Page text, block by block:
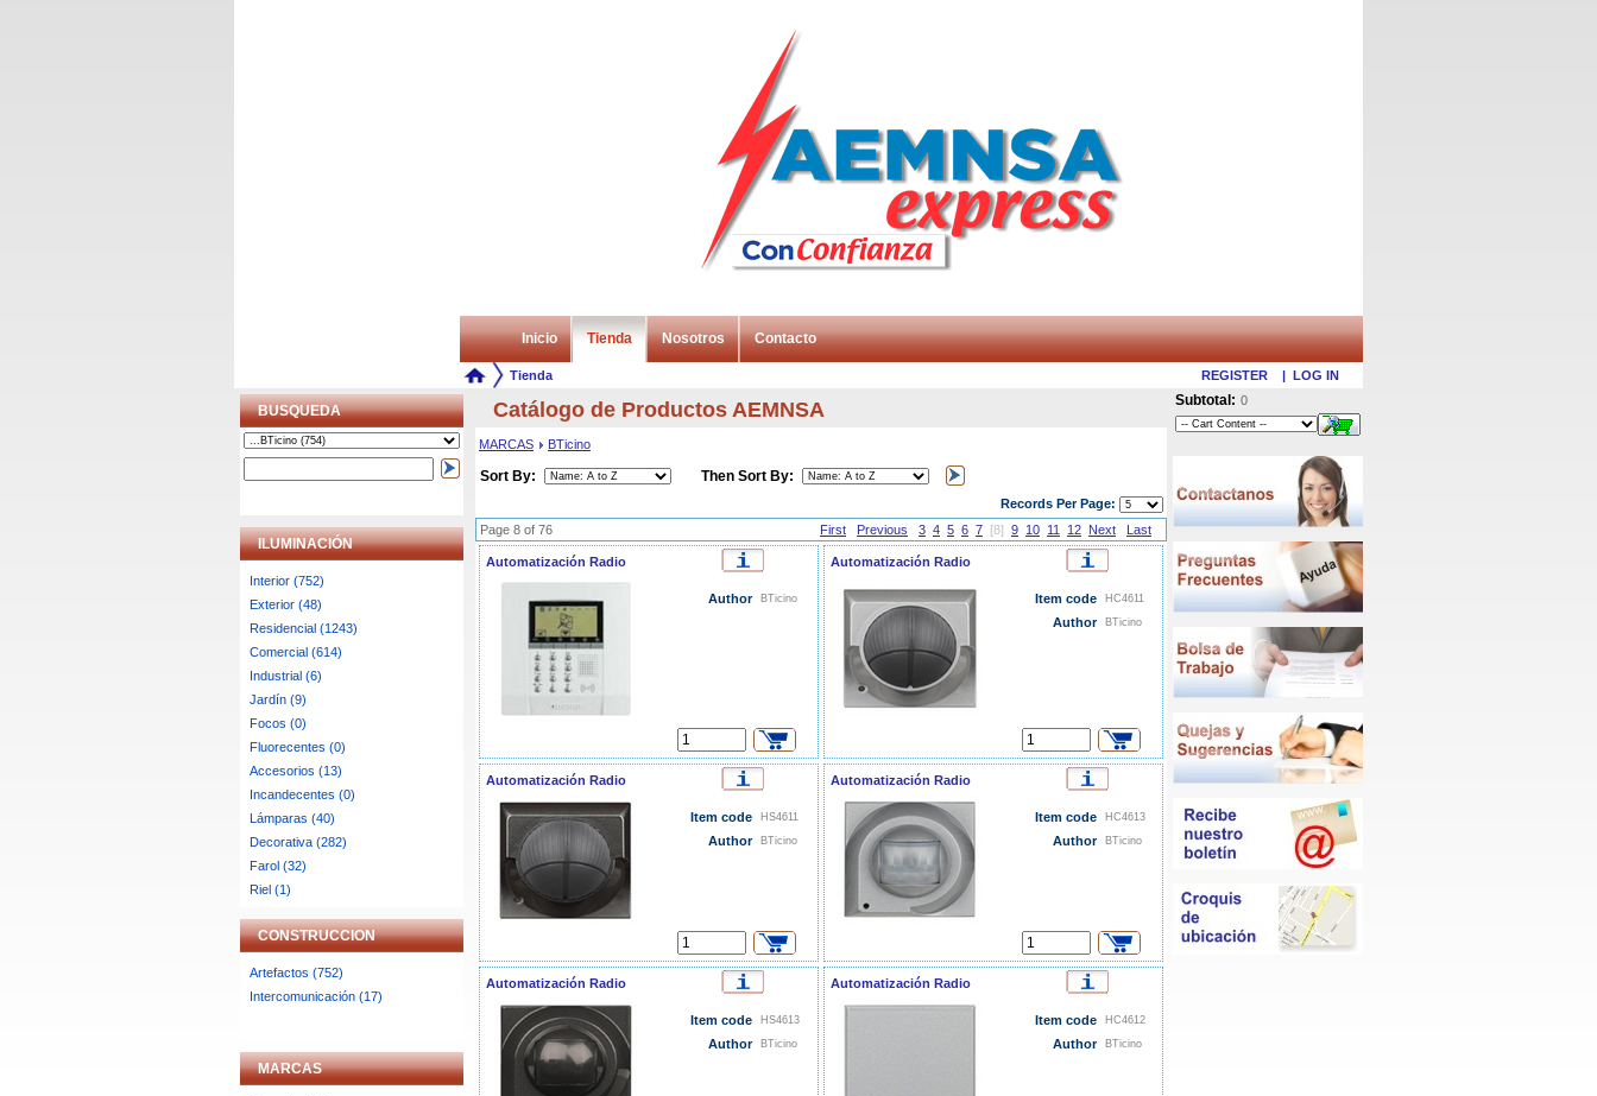
Inicio Tienda Nosotros Contacto
Tienda REGISTER | LOG IN
BUSQUEDA
ILUMINACIÓN
Interior (752)
Exterior (48)
Residencial (1243)
Comercial (614)
Industrial (6)
Jardín (9)
Focos (0)
Fluorecentes (0)
Accesorios (13)
Incandecentes (0)
Lámparas (40)
Decorativa (282)
Farol (32)
Riel (1)
CONSTRUCCION
Artefactos (752)
Intercomunicación (17)
MARCAS
Catálogo de Productos AEMNSA
MARCAS BTicino
Sort By: Then Sort By:
Records Per Page:
Page 8 of 76
First Previous 3 4 5 6 7 [8] 9 10 11 12 Next Last
Automatización Radio
Author BTicino
Automatización Radio
Item code HC4611
Author BTicino
Automatización Radio
Item code HS4611
Author BTicino
Automatización Radio
Item code HC4613
Author BTicino
Automatización Radio
Item code HS4613
Author BTicino
Automatización Radio
Item code HC4612
Author BTicino
Subtotal: 0